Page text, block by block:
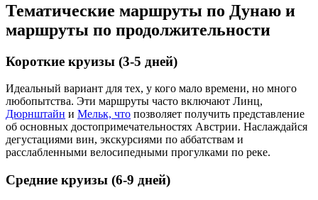
Тематические маршруты по Дунаю и
маршруты по продолжительности
Короткие круизы (3-5 дней)
Идеальный вариант для тех, у кого мало времени, но много
любопытства. Эти маршруты часто включают Линц,
Дюрнштайн и Мельк, что позволяет получить представление
об основных достопримечательностях Австрии. Наслаждайся
дегустациями вин, экскурсиями по аббатствам и
расслабленными велосипедными прогулками по реке.
Средние круизы (6-9 дней)